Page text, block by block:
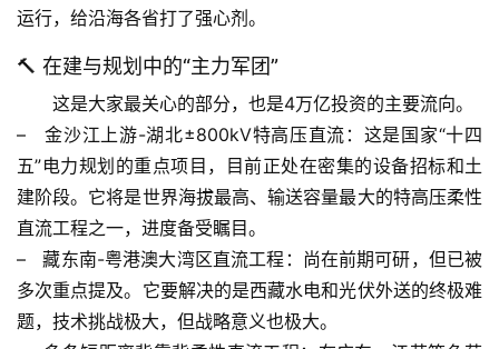
页
专
题
列
自
运行，给沿海各省打了强心剂。
🔨 在建与规划中的“主力军团”
这是大家最关心的部分，也是4万亿投资的主要流向。
– 金沙江上游-湖北±800kV特高压直流 ：这是 国家“十四
五”电力规划的重点项目 ，目前正处在密集的设备招标和土
建阶段。它将是世界海拔最高、输送容量最大的特高压柔性
直流工程之一，进度备受瞩目。
– 藏东南-粤港澳大湾区直流工程 ：尚在前期可研，但已被
多次重点提及。它要解决的是西藏水电和光伏外送的终极难
题，技术挑战极大，但战略意义也极大。